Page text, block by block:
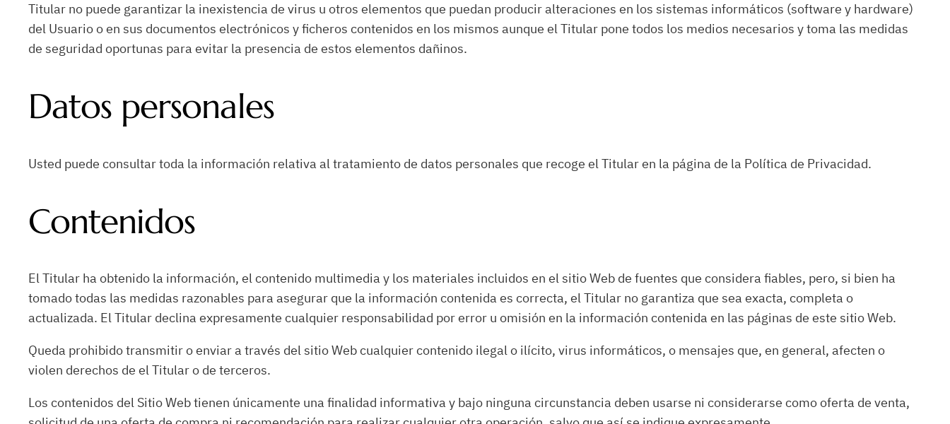
Titular no puede garantizar la inexistencia de virus u otros elementos que puedan producir alteraciones en los sistemas informáticos (software y hardware)
del Usuario o en sus documentos electrónicos y ficheros contenidos en los mismos aunque el Titular pone todos los medios necesarios y toma las medidas
de seguridad oportunas para evitar la presencia de estos elementos dañinos.
Datos personales
Usted puede consultar toda la información relativa al tratamiento de datos personales que recoge el Titular en la página de la Política de Privacidad.
Contenidos
El Titular ha obtenido la información, el contenido multimedia y los materiales incluidos en el sitio Web de fuentes que considera fiables, pero, si bien ha
tomado todas las medidas razonables para asegurar que la información contenida es correcta, el Titular no garantiza que sea exacta, completa o
actualizada. El Titular declina expresamente cualquier responsabilidad por error u omisión en la información contenida en las páginas de este sitio Web.
Queda prohibido transmitir o enviar a través del sitio Web cualquier contenido ilegal o ilícito, virus informáticos, o mensajes que, en general, afecten o
violen derechos de el Titular o de terceros.
Los contenidos del Sitio Web tienen únicamente una finalidad informativa y bajo ninguna circunstancia deben usarse ni considerarse como oferta de venta,